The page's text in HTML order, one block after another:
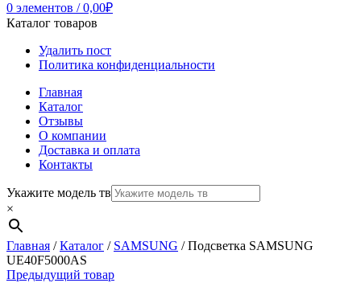
0 элементов / 0,00₽
Каталог товаров
Удалить пост
Политика конфиденциальности
Главная
Каталог
Отзывы
О компании
Доставка и оплата
Контакты
Укажите модель тв
×
Главная /Каталог / SAMSUNG /Подсветка SAMSUNG
UE40F5000AS
Предыдущий товар